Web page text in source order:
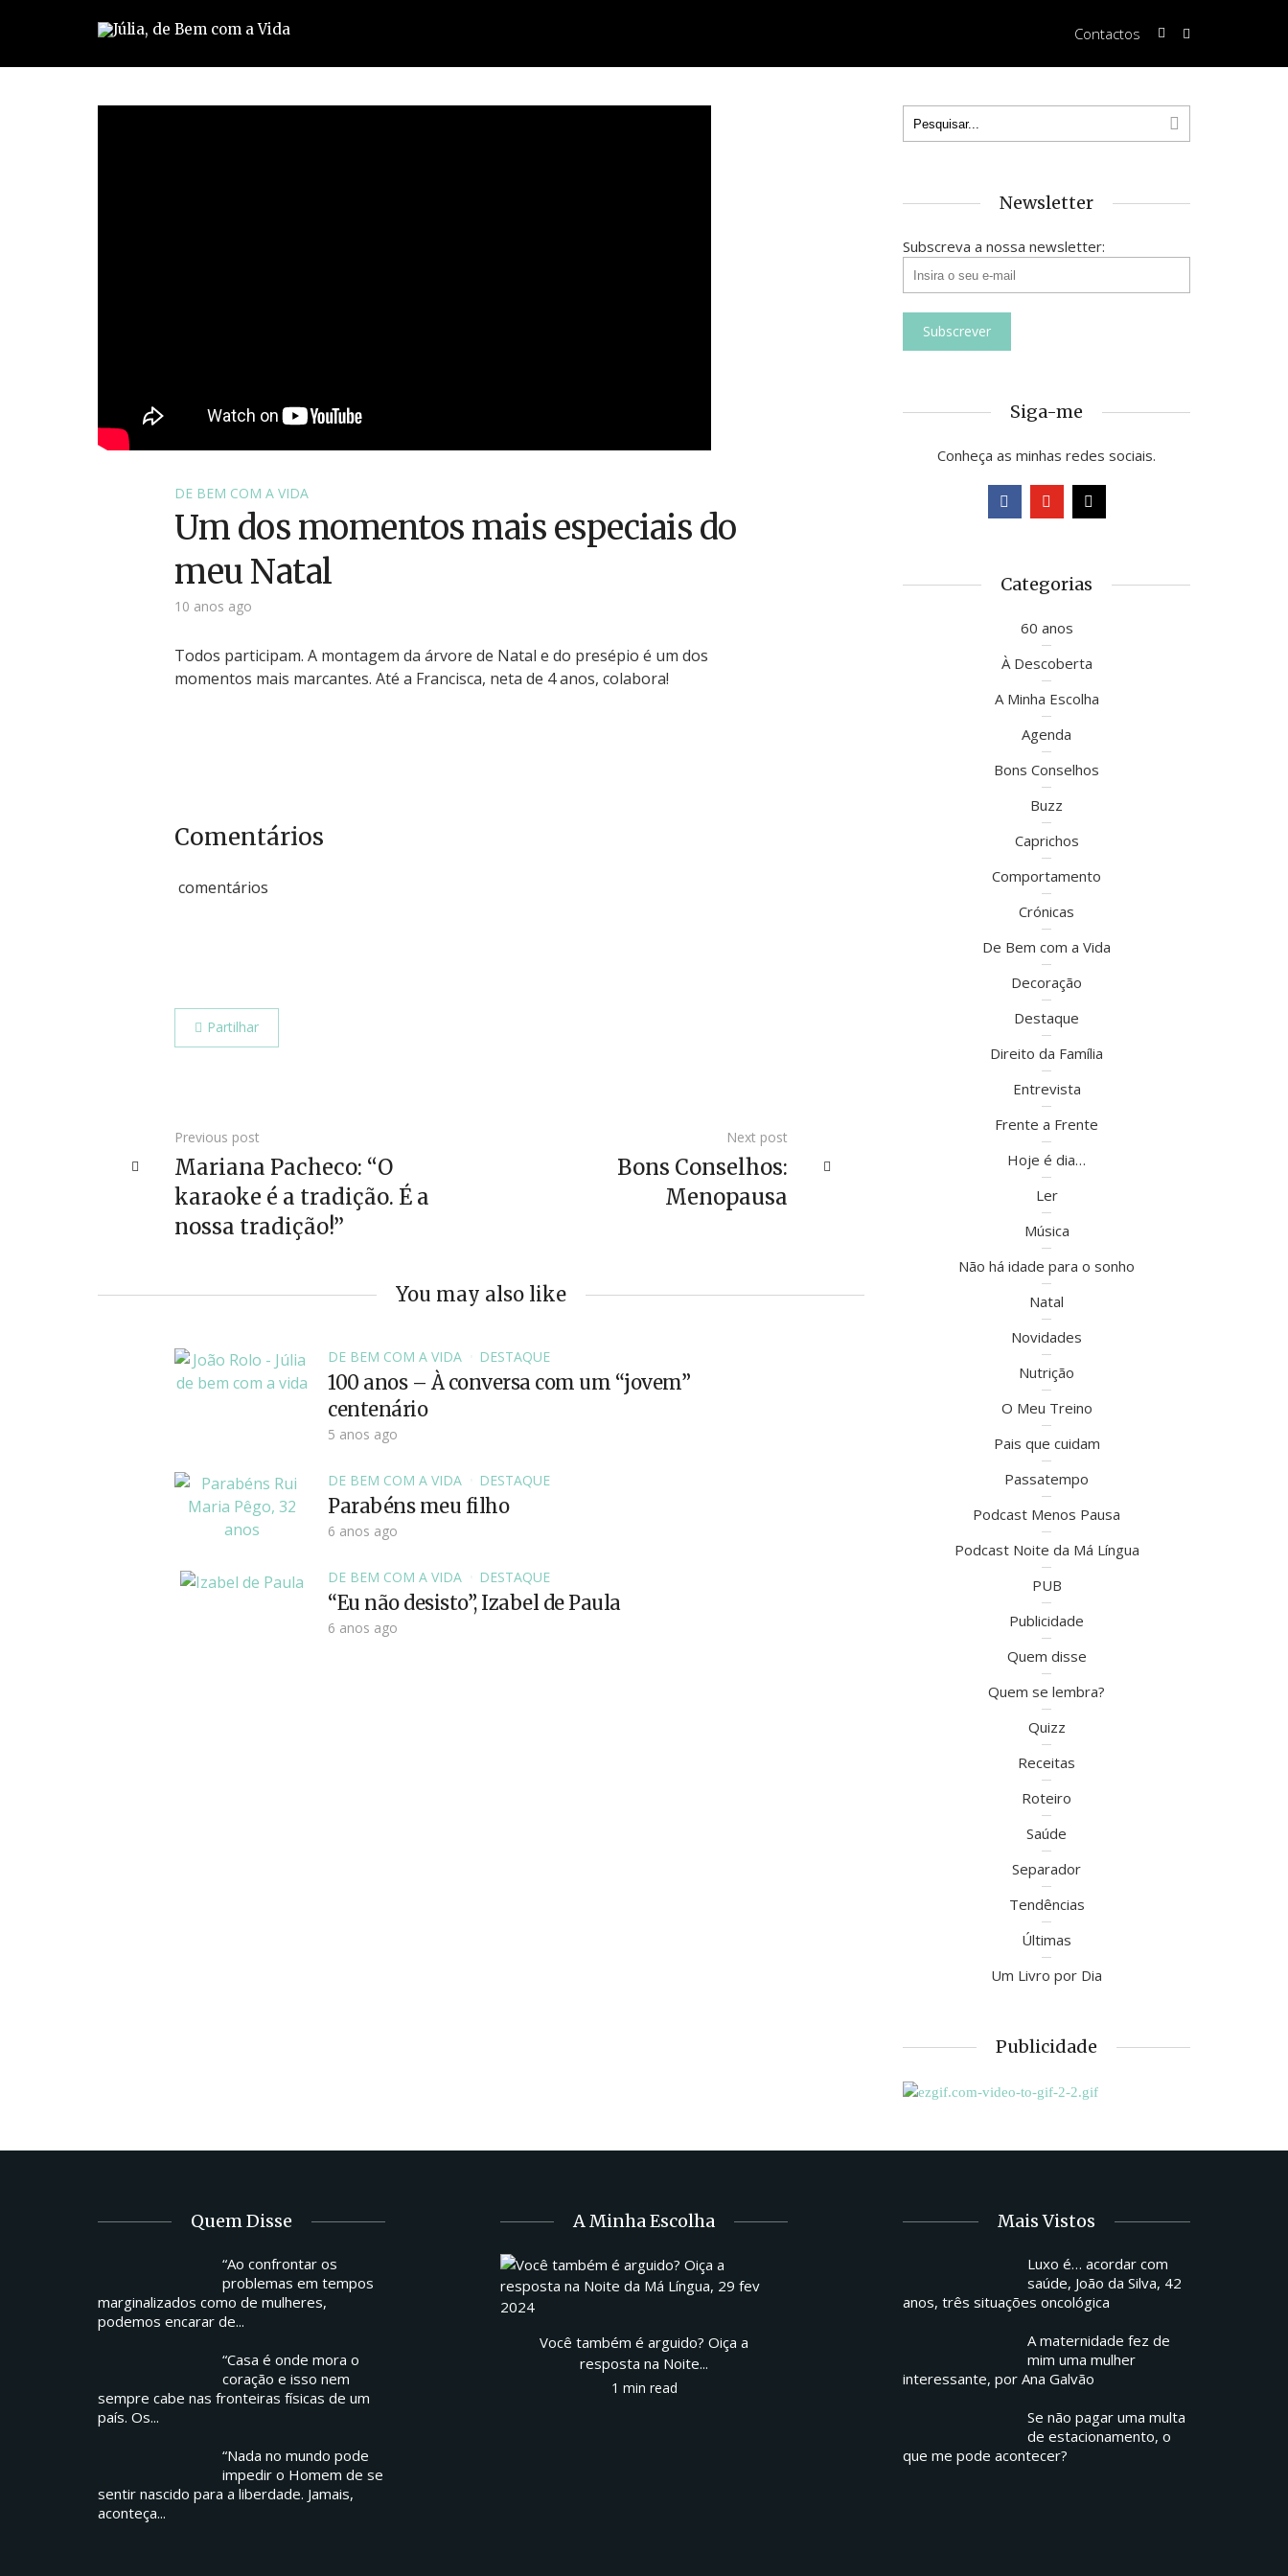
Contactos
DE BEM COM A VIDA
Um dos momentos mais especiais do
meu Natal
10 anos ago
Todos participam. A montagem da árvore de Natal e do presépio é um dos
momentos mais marcantes. Até a Francisca, neta de 4 anos, colabora!
Comentários
comentários
Partilhar
Previous post
Mariana Pacheco: “O
karaoke é a tradição. É a
nossa tradição!”
Next post
Bons Conselhos:
Menopausa
You may also like
DE BEM COM A VIDA DESTAQUE
100 anos – À conversa com um “jovem”
centenário
5 anos ago
DE BEM COM A VIDA DESTAQUE
Parabéns meu filho
6 anos ago
DE BEM COM A VIDA DESTAQUE
“Eu não desisto”, Izabel de Paula
6 anos ago
Newsletter
Subscreva a nossa newsletter:
Siga-me
Conheça as minhas redes sociais.
Categorias
60 anos
À Descoberta
A Minha Escolha
Agenda
Bons Conselhos
Buzz
Caprichos
Comportamento
Crónicas
De Bem com a Vida
Decoração
Destaque
Direito da Família
Entrevista
Frente a Frente
Hoje é dia…
Ler
Música
Não há idade para o sonho
Natal
Novidades
Nutrição
O Meu Treino
Pais que cuidam
Passatempo
Podcast Menos Pausa
Podcast Noite da Má Língua
PUB
Publicidade
Quem disse
Quem se lembra?
Quizz
Receitas
Roteiro
Saúde
Separador
Tendências
Últimas
Um Livro por Dia
Publicidade
Quem Disse
“Ao confrontar os
problemas em tempos
marginalizados como de mulheres,
podemos encarar de...
“Casa é onde mora o
coração e isso nem
sempre cabe nas fronteiras físicas de um
país. Os...
“Nada no mundo pode
impedir o Homem de se
sentir nascido para a liberdade. Jamais,
aconteça...
A Minha Escolha
Você também é arguido? Oiça a
resposta na Noite...
1 min read
Mais Vistos
Luxo é… acordar com
saúde, João da Silva, 42
anos, três situações oncológica
A maternidade fez de
mim uma mulher
interessante, por Ana Galvão
Se não pagar uma multa
de estacionamento, o
que me pode acontecer?